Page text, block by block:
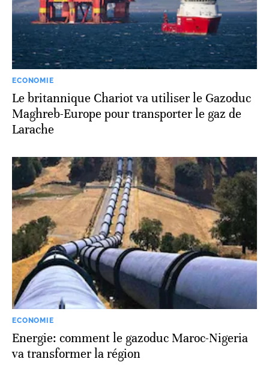
ECONOMIE
Le britannique Chariot va utiliser le Gazoduc
Maghreb-Europe pour transporter le gaz de
Larache
ECONOMIE
Energie: comment le gazoduc Maroc-Nigeria
va transformer la région